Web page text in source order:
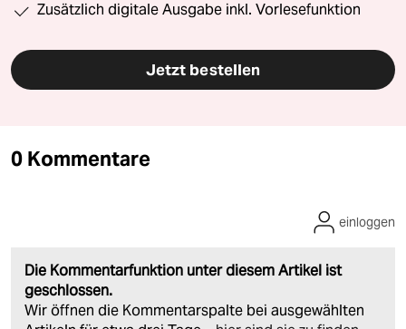
Zusätzlich digitale Ausgabe inkl. Vorlesefunktion
Jetzt bestellen
0 Kommentare
Die Kommentarfunktion unter diesem Artikel ist
geschlossen.
Wir öffnen die Kommentarspalte bei ausgewählten
einloggen